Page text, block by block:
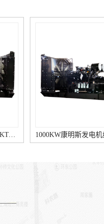
1000KW康明斯发电机组（KTA38-G9柴油机）